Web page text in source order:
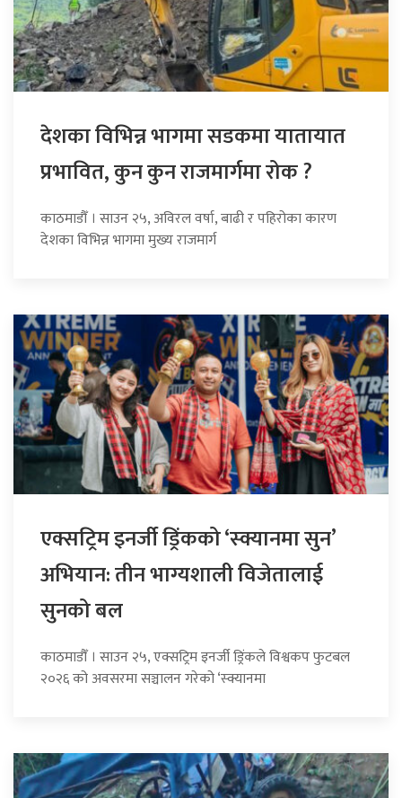
देशका विभिन्न भागमा सडकमा यातायात
प्रभावित, कुन कुन राजमार्गमा रोक ?
काठमाडौँ । साउन २५, अविरल वर्षा, बाढी र पहिरोका कारण
देशका विभिन्न भागमा मुख्य राजमार्ग
एक्सट्रिम इनर्जी ड्रिंकको ‘स्क्यानमा सुन’
अभियान: तीन भाग्यशाली विजेतालाई
सुनको बल
काठमाडौँ । साउन २५, एक्सट्रिम इनर्जी ड्रिंकले विश्वकप फुटबल
२०२६ को अवसरमा सञ्चालन गरेको ‘स्क्यानमा